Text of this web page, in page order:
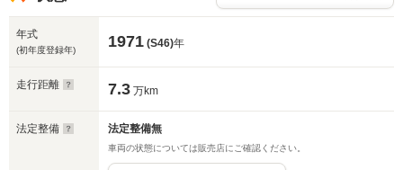
年式
(初年度登録年) 1971 (S46)年
走行距離 7.3 万km
法定整備 法定整備無
車両の状態については販売店にご確認ください。